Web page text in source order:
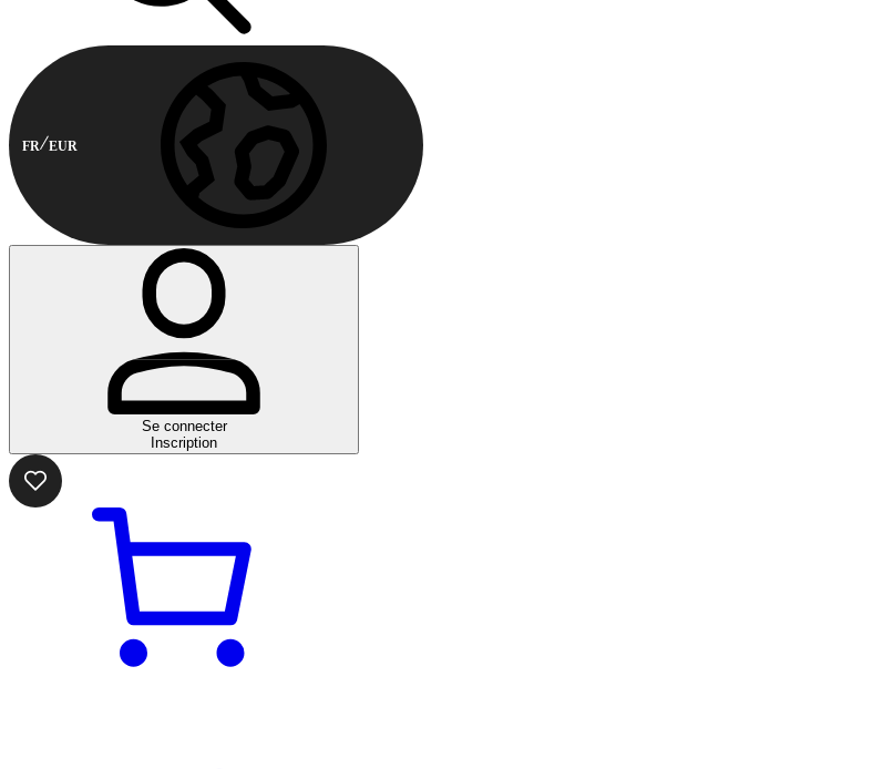
FR EUR
Se connecter
Inscription